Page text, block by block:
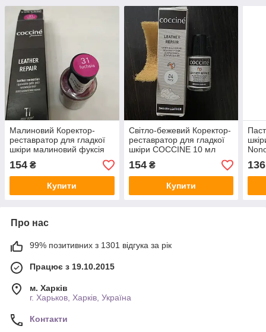
Малиновий Коректор-
реставратор для гладкої
шкіри малиновий фуксія
COCCINE 10 мл
154 ₴
Купити
Світло-бежевий Коректор-
реставратор для гладкої
шкіри COCCINE 10 мл
154₴
Купити
мл
136
Про нас
99% позитивних з 1301 відгука за рік
Працює з 19.10.2015
м. Харків
г. Харьков, Харків, Україна
Контакти